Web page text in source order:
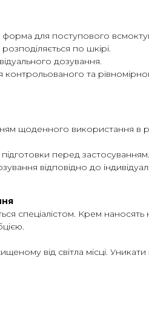
для поступового
по шкірі.
дозування.
та
щоденного використання в
перед застосуванням.
відповідно до
спеціалістом. Крем наносять
від світла місці. Уникати